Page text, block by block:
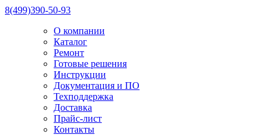
8(499)390-50-93
О компании
Каталог
Ремонт
Готовые решения
Инструкции
Документация и ПО
Техподдержка
Доставка
Прайс-лист
Контакты